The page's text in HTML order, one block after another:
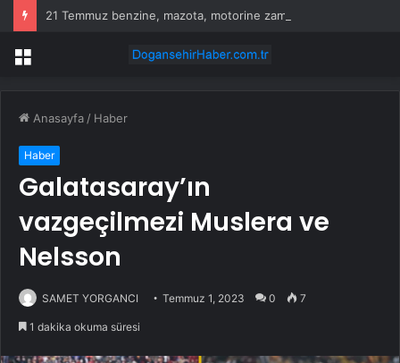
Menü
Anasayfa / Haber
Haber
Galatasaray’ın
vazgeçilmezi Muslera ve
Nelsson
SAMET YORGANCI Temmuz 1, 2023 0 7
1 dakika okuma süresi